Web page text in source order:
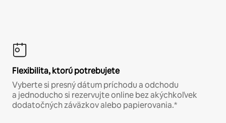
Flexibilita, ktorú potrebujete
Vyberte si presný dátum príchodu a odchodu
a jednoducho si rezervujte online bez akýchkoľvek
dodatočných záväzkov alebo papierovania.*